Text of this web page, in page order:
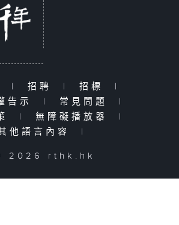
| 招聘 | 招標
|
告示
| 常見問題
|
| 無障礙播放器
|
他語言內容
|
2026 rthk.hk